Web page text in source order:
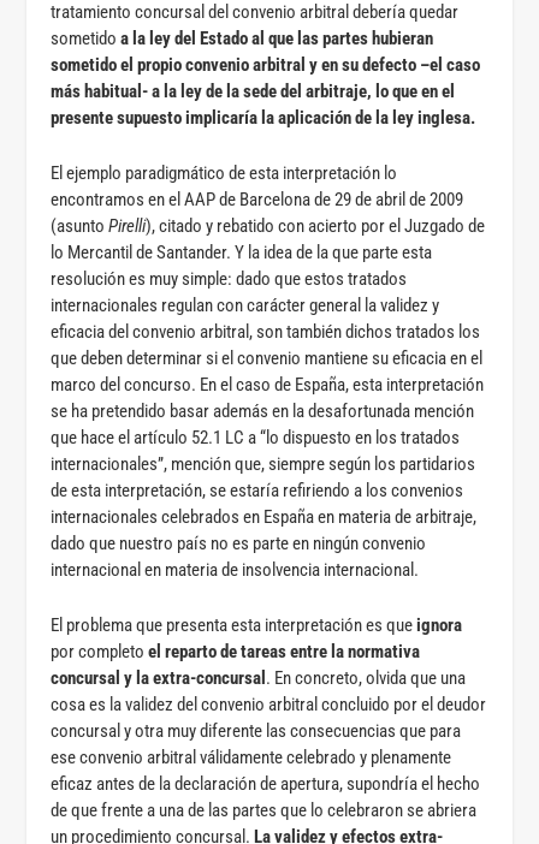
tratamiento concursal del convenio arbitral debería quedar
sometidoa la ley del Estado al que las partes hubieran
sometido el propio convenio arbitral y en su defecto –el caso
más habitual- a la ley de la sede del arbitraje, lo que en el
presente supuesto implicaría la aplicación de la ley inglesa.
El ejemplo paradigmático de esta interpretación lo
encontramos en el AAP de Barcelona de 29 de abril de 2009
(asuntoPirelli), citado y rebatido con acierto por el Juzgado de
lo Mercantil de Santander. Y la idea de la que parte esta
resolución es muy simple: dado que estos tratados
internacionales regulan con carácter general la validez y
eficacia del convenio arbitral, son también dichos tratados los
que deben determinar si el convenio mantiene su eficacia en el
marco del concurso. En el caso de España, esta interpretación
se ha pretendido basar además en la desafortunada mención
que hace el artículo 52.1 LC a “lo dispuesto en los tratados
internacionales”, mención que, siempre según los partidarios
de esta interpretación, se estaría refiriendo a los convenios
internacionales celebrados en España en materia de arbitraje,
dado que nuestro país no es parte en ningún convenio
internacional en materia de insolvencia internacional.
El problema que presenta esta interpretación es queignora
por completoel reparto de tareas entre la normativa
concursal y la extra-concursal . En concreto, olvida que una
cosa es la validez del convenio arbitral concluido por el deudor
concursal y otra muy diferente las consecuencias que para
ese convenio arbitral válidamente celebrado y plenamente
eficaz antes de la declaración de apertura, supondría el hecho
de que frente a una de las partes que lo celebraron se abriera
un procedimiento concursal.La validez y efectos extra-